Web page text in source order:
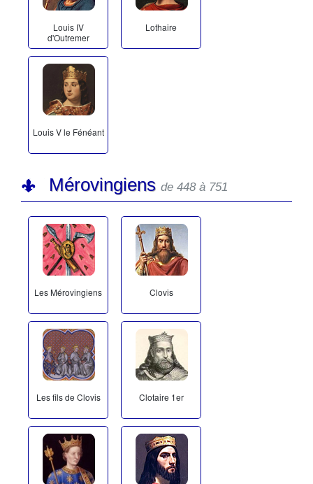
Louis IV
d'Outremer
Lothaire
Louis V le Fénéant
Mérovingiens de 448 à 751
Les Mérovingiens Clovis
Les fils de Clovis Clotaire 1er